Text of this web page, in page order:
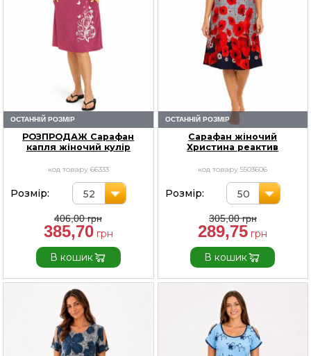
ОСТАННІЙ РОЗМІР
РОЗПРОДАЖ Сарафан
капля жіночий кулір
код товару 66333
Розмір: 52
385,70
406,00
В кошик
ОСТАННІЙ РОЗМІР
Сарафан жіночий
Христина реактив
код товару 5503606
Розмір: 50
289,75
305,00
В кошик